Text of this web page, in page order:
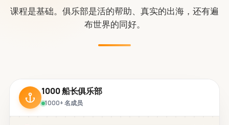
课程是基础。俱乐部是活的帮助、真实的出海，还有遍
布世界的同好。
1000 船长俱乐部
1000+ 名成员